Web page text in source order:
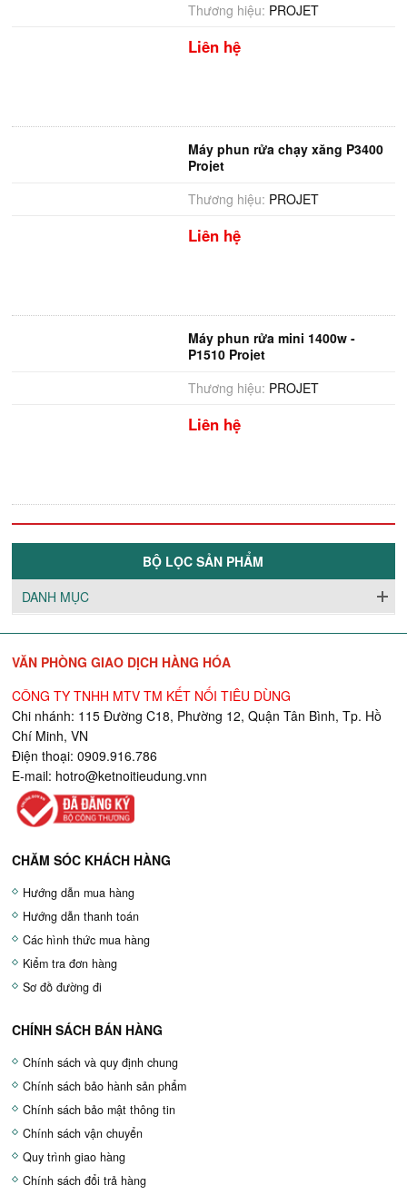
Thương hiệu: PROJET
Liên hệ
Máy phun rửa chạy xăng P3400
Projet
Thương hiệu: PROJET
Liên hệ
Máy phun rửa mini 1400w -
P1510 Projet
Thương hiệu: PROJET
Liên hệ
BỘ LỌC SẢN PHẨM
DANH MỤC
VĂN PHÒNG GIAO DỊCH HÀNG HÓA
CÔNG TY TNHH MTV TM KẾT NỐI TIÊU DÙNG
Chi nhánh: 115 Đường C18, Phường 12, Quận Tân Bình, Tp. Hồ
Chí Minh, VN
Điện thoại: 0909.916.786
E-mail: hotro@ketnoitieudung.vnn
CHĂM SÓC KHÁCH HÀNG
Hướng dẫn mua hàng
Hướng dẫn thanh toán
Các hình thức mua hàng
Kiểm tra đơn hàng
Sơ đồ đường đi
CHÍNH SÁCH BÁN HÀNG
Chính sách và quy định chung
Chính sách bảo hành sản phẩm
Chính sách bảo mật thông tin
Chính sách vận chuyển
Quy trình giao hàng
Chính sách đổi trả hàng